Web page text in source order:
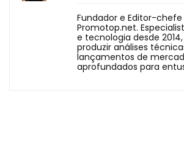
Fundador e Editor-chefe
Promotop.net.
e tecnologia desde
produzir análises
lançamentos de
aprofundados para